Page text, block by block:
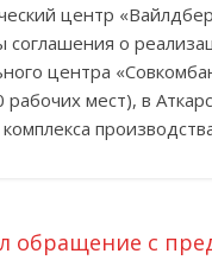
центр
о
центра
мест), в
обращение с